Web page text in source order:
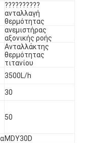
??????????
ανταλλαγή
θερμότητας
ανεμιστήρας
αξονικής ροής
Ανταλλάκτης
θερμότητας
τιτανίου
3500L/h
30
50
MDY30D